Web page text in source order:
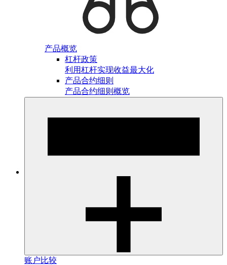
产品概览
杠杆政策
利用杠杆实现收益最大化
产品合约细则
产品合约细则概览
账户比较